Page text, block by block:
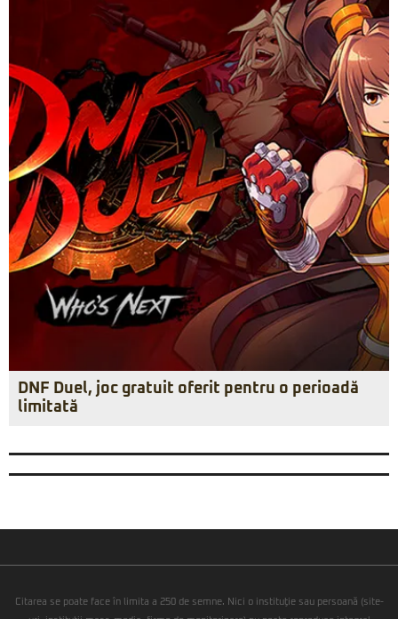
DNF Duel, joc gratuit oferit pentru o perioadă
limitată
Citarea se poate face în limita a 250 de semne. Nici o instituţie sau persoană (site-